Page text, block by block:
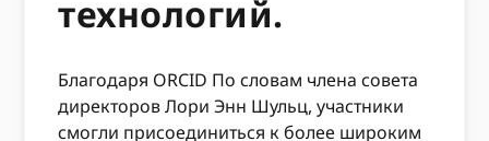
технологий.
Благодаря ORCID По словам члена совета
директоров Лори Энн Шульц, участники
смогли присоединиться к более широким